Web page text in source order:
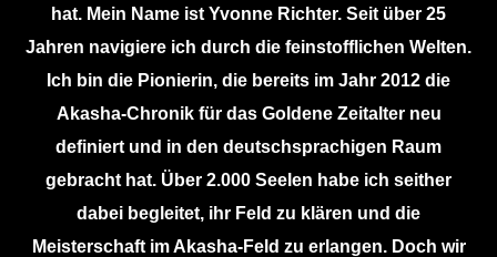
hat. Mein Name ist Yvonne Richter. Seit über 25
Jahren navigiere ich durch die feinstofflichen Welten.
Ich bin die Pionierin, die bereits im Jahr 2012 die
Akasha-Chronik für das Goldene Zeitalter neu
definiert und in den deutschsprachigen Raum
gebracht hat. Über 2.000 Seelen habe ich seither
dabei begleitet, ihr Feld zu klären und die
Meisterschaft im Akasha-Feld zu erlangen. Doch wir